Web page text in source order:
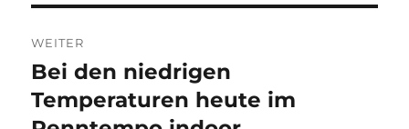
WEITER
Nächster
Beitrag:
Bei den niedrigen
Temperaturen heute im